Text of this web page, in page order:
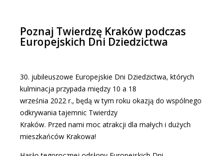
Poznaj Twierdzę Kraków podczas
Europejskich Dni Dziedzictwa
30. jubileuszowe Europejskie Dni Dziedzictwa, których
kulminacja przypada między 10 a 18
września 2022 r., będą w tym roku okazją do wspólnego
odkrywania tajemnic Twierdzy
Kraków. Przed nami moc atrakcji dla małych i dużych
mieszkańców Krakowa!